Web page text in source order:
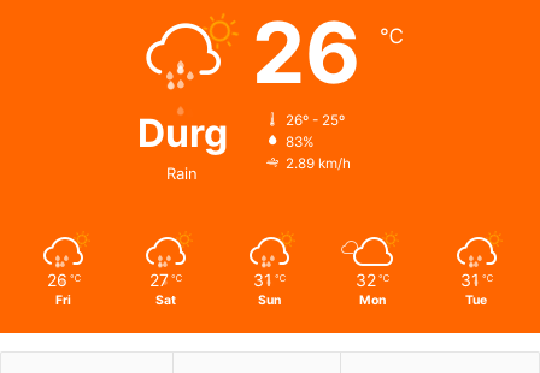
Durg
Rain
26 ℃
26º - 25º
83%
2.89 km/h
26 ℃
Fri
27 ℃
Sat
31 ℃
Sun
32 ℃
Mon
31 ℃
Tue